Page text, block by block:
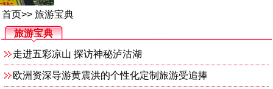
首页>> 旅游宝典
旅游宝典
走进五彩凉山 探访神秘泸沽湖
欧洲资深导游黄震洪的个性化定制旅游受追捧